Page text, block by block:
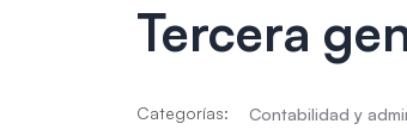
Tercera
Categorías: Contabilidad y